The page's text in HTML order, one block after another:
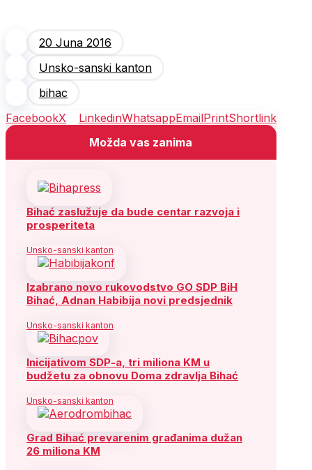
20 Juna 2016
Unsko-sanski kanton
bihac
FacebookX LinkedinWhatsappEmailPrintShortlink
Možda vas zanima
Bihać zaslužuje da bude centar razvoja i
prosperiteta
Unsko-sanski kanton
Izabrano novo rukovodstvo GO SDP BiH
Bihać, Adnan Habibija novi predsjednik
Unsko-sanski kanton
Inicijativom SDP-a, tri miliona KM u
budžetu za obnovu Doma zdravlja Bihać
Unsko-sanski kanton
Grad Bihać prevarenim građanima dužan
26 miliona KM